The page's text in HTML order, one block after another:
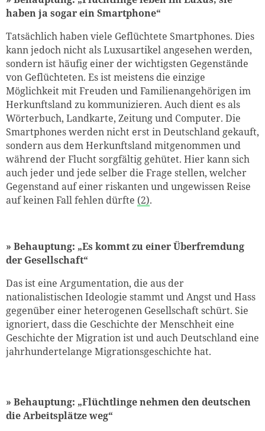
haben ja sogar ein Smartphone“
Tatsächlich haben viele Geflüchtete Smartphones. Dies
kann jedoch nicht als Luxusartikel angesehen werden,
sondern ist häufig einer der wichtigsten Gegenstände
von Geflüchteten. Es ist meistens die einzige
Möglichkeit mit Freuden und Familienangehörigen im
Herkunftsland zu kommunizieren. Auch dient es als
Wörterbuch, Landkarte, Zeitung und Computer. Die
Smartphones werden nicht erst in Deutschland gekauft,
sondern aus dem Herkunftsland mitgenommen und
während der Flucht sorgfältig gehütet. Hier kann sich
auch jeder und jede selber die Frage stellen, welcher
Gegenstand auf einer riskanten und ungewissen Reise
auf keinen Fall fehlen dürfte (2).
» Behauptung: „Es kommt zu einer Überfremdung
der Gesellschaft“
Das ist eine Argumentation, die aus der
nationalistischen Ideologie stammt und Angst und Hass
gegenüber einer heterogenen Gesellschaft schürt. Sie
ignoriert, dass die Geschichte der Menschheit eine
Geschichte der Migration ist und auch Deutschland eine
jahrhundertelange Migrationsgeschichte hat.
» Behauptung: „Flüchtlinge nehmen den deutschen
die Arbeitsplätze weg“